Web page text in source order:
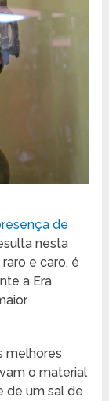
de
nesta
e caro, é
a Era
melhores
o material
de um sal de